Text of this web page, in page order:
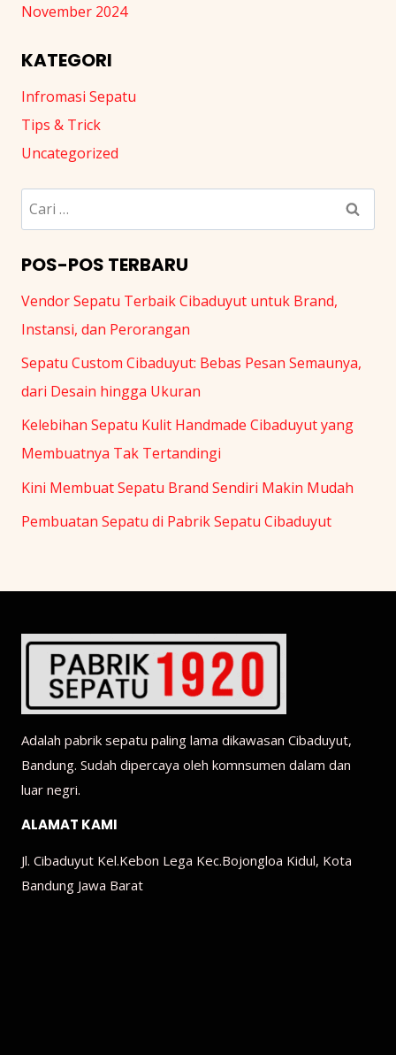
November 2024
KATEGORI
Infromasi Sepatu
Tips & Trick
Uncategorized
Cari
untuk:
POS-POS TERBARU
Vendor Sepatu Terbaik Cibaduyut untuk Brand,
Instansi, dan Perorangan
Sepatu Custom Cibaduyut: Bebas Pesan Semaunya,
dari Desain hingga Ukuran
Kelebihan Sepatu Kulit Handmade Cibaduyut yang
Membuatnya Tak Tertandingi
Kini Membuat Sepatu Brand Sendiri Makin Mudah
Pembuatan Sepatu di Pabrik Sepatu Cibaduyut
Adalah pabrik sepatu paling lama dikawasan Cibaduyut,
Bandung. Sudah dipercaya oleh komnsumen dalam dan
luar negri.
ALAMAT KAMI
Jl. Cibaduyut Kel.Kebon Lega Kec.Bojongloa Kidul, Kota
Bandung Jawa Barat